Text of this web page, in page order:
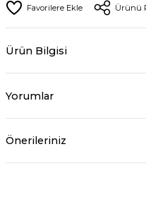
Ürünü
Ürün Bilgisi
Yorumlar
Önerileriniz